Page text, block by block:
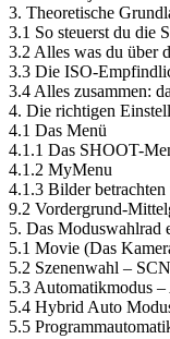
3. Theoretische
3.1 So steuerst du die
3.2 Alles was du über
3.3 Die ISO-
3.4 Alles zusammen:
4. Die richtigen
4.1 Das Menü
4.1.1 Das SHOOT-
4.1.2 MyMenu
4.1.3 Bilder
9.2 Vordergrund-
5. Das Moduswahlrad
5.1 Movie (Das
5.2 Szenenwahl – SCN
5.3 Automatikmodus
5.4 Hybrid Auto
5.5